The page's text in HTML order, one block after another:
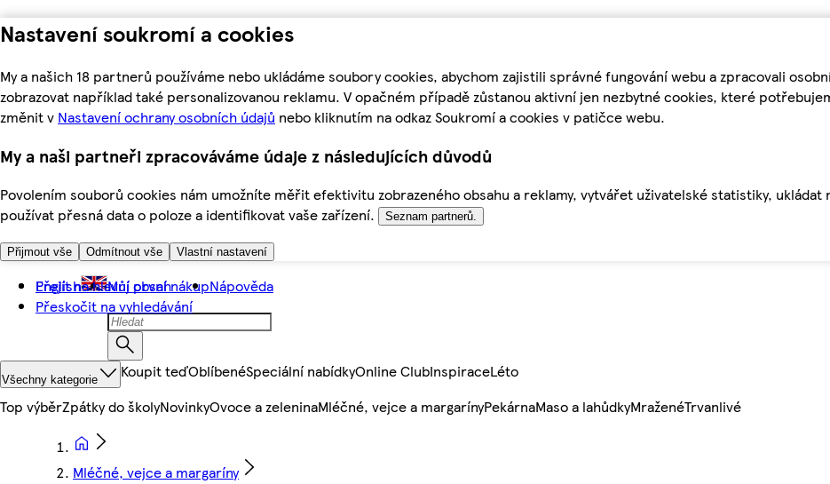
Nastavení soukromí a cookies
My a našich 18 partnerů používáme nebo ukládáme soubory cookies, abychom zajistili správné fungování webu a zpracovali
zobrazovat například také personalizovanou reklamu. V opačném případě zůstanou aktivní jen nezbytné cookies, které
změnit v Nastavení ochrany osobních údajů nebo kliknutím na odkaz Soukromí a cookies v patičce webu.
My a naši partneři zpracováváme údaje z následujících důvodů
Povolením souborů cookies nám umožníte měřit efektivitu zobrazeného obsahu a reklamy, vytvářet uživatelské statistiky,
používat přesná data o poloze a identifikovat vaše zařízení.
Seznam partnerů.
Přijmout vše Odmítnout vše Vlastní nastavení
Přejít na hlavní obsah
Přeskočit na vyhledávání
English Můj první nákupNápověda
Všechny kategorie Koupit teďOblíbenéSpeciální nabídkyOnline ClubInspiraceLéto
Top výběrZpátky do školyNovinkyOvoce a zeleninaMléčné, vejce a margarínyPekárnaMaso a lahůdkyMraženéTrvanlivé
Mléčné, vejce a margaríny